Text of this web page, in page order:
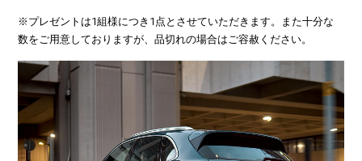
※プレゼントは1組様につき1点とさせていただきます。また十分な
数をご用意しておりますが、品切れの場合はご容赦ください。